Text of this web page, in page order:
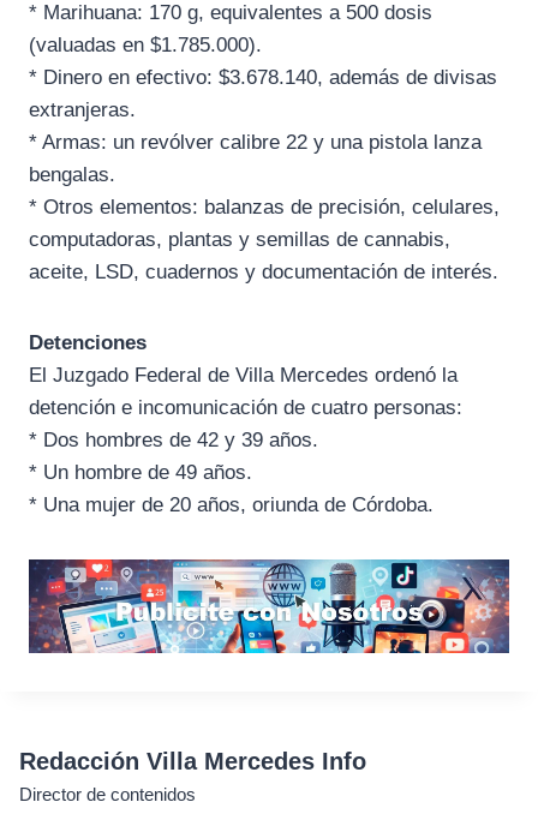
* Marihuana: 170 g, equivalentes a 500 dosis
(valuadas en $1.785.000).
* Dinero en efectivo: $3.678.140, además de divisas
extranjeras.
* Armas: un revólver calibre 22 y una pistola lanza
bengalas.
* Otros elementos: balanzas de precisión, celulares,
computadoras, plantas y semillas de cannabis,
aceite, LSD, cuadernos y documentación de interés.
Detenciones
El Juzgado Federal de Villa Mercedes ordenó la
detención e incomunicación de cuatro personas:
* Dos hombres de 42 y 39 años.
* Un hombre de 49 años.
* Una mujer de 20 años, oriunda de Córdoba.
Redacción Villa Mercedes Info
Director de contenidos